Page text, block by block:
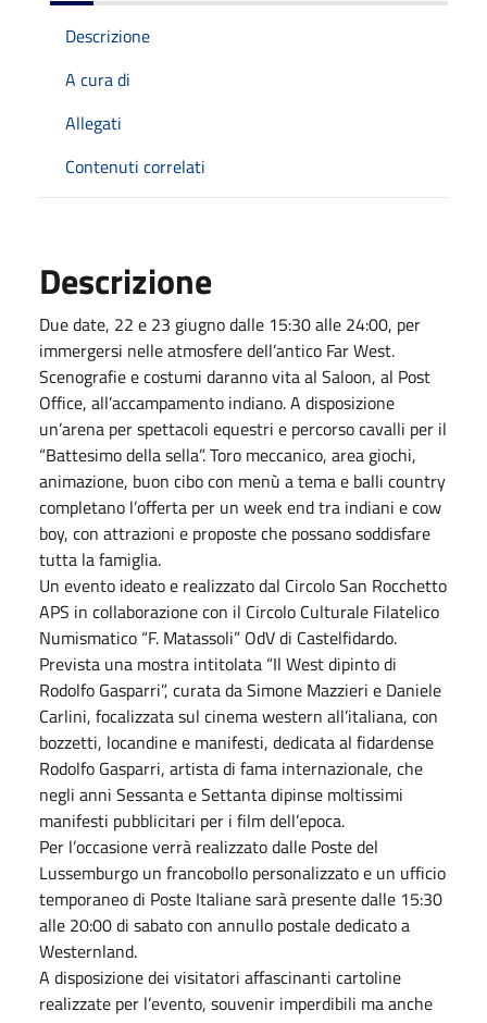
Descrizione
A cura di
Allegati
Contenuti correlati
Descrizione
Due date, 22 e 23 giugno dalle 15:30 alle 24:00, per
immergersi nelle atmosfere dell’antico Far West.
Scenografie e costumi daranno vita al Saloon, al Post
Office, all’accampamento indiano. A disposizione
un’arena per spettacoli equestri e percorso cavalli per il
“Battesimo della sella”. Toro meccanico, area giochi,
animazione, buon cibo con menù a tema e balli country
completano l’offerta per un week end tra indiani e cow
boy, con attrazioni e proposte che possano soddisfare
tutta la famiglia.
Un evento ideato e realizzato dal Circolo San Rocchetto
APS in collaborazione con il Circolo Culturale Filatelico
Numismatico “F. Matassoli” OdV di Castelfidardo.
Prevista una mostra intitolata “Il West dipinto di
Rodolfo Gasparri”, curata da Simone Mazzieri e Daniele
Carlini, focalizzata sul cinema western all’italiana, con
bozzetti, locandine e manifesti, dedicata al fidardense
Rodolfo Gasparri, artista di fama internazionale, che
negli anni Sessanta e Settanta dipinse moltissimi
manifesti pubblicitari per i film dell’epoca.
Per l’occasione verrà realizzato dalle Poste del
Lussemburgo un francobollo personalizzato e un ufficio
temporaneo di Poste Italiane sarà presente dalle 15:30
alle 20:00 di sabato con annullo postale dedicato a
Westernland.
A disposizione dei visitatori affascinanti cartoline
realizzate per l’evento, souvenir imperdibili ma anche